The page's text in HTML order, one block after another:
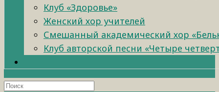
Клуб «Здоровье»
Женский хор учителей
Смешанный академический хор
Клуб авторской песни «Четыре